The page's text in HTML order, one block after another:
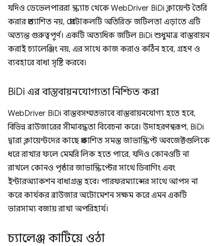
যদিও ডেভেলপাররা স্ক্র্যাচ থেকে WebDriver BiDi ক্লায়েন্ট তৈরি
করার প্রত্যাশিত নয়, প্রোটোকলটি অতিরিক্ত জটিলতা এড়াতে এটি
অত্যন্ত গুরুত্বপূর্ণ। একটি অত্যধিক জটিল BiDi শুধুমাত্র বাস্তবায়ন
করাই চ্যালেঞ্জিং নয়, এর সাথে কাজ করাও কঠিন হবে, গ্রহণ ও
ব্যবহারে বাধা সৃষ্টি করবে।
BiDi এর বাস্তবায়নযোগ্যতা নিশ্চিত করা
WebDriver BiDi বাস্তবসম্মতভাবে বাস্তবায়নযোগ্য হতে হবে,
বিভিন্ন ব্রাউজারের সীমাবদ্ধতা বিবেচনা করে। উদাহরণস্বরূপ, BiDi
দ্বারা ক্লায়েন্টদের কাছে প্রকাশিত সমস্ত জাভাস্ক্রিপ্ট অবজেক্টগুলিকে
ধরে রাখার ফলে মেমরি লিক হতে পারে, যদিও কোনওটি না
রাখলে কোনও পৃষ্ঠার জাভাস্ক্রিপ্টের সাথে ডিবাগিং এবং
ইন্টারঅ্যাকশন বাধাগ্রস্ত হবে। পারফরম্যান্সের সাথে আপস না
করে কার্যকর ব্রাউজার অটোমেশন সক্ষম করে এমন একটি
ভারসাম্য বজায় রাখা অপরিহার্য।
চ্যালেঞ্জ কাটিয়ে ওঠা